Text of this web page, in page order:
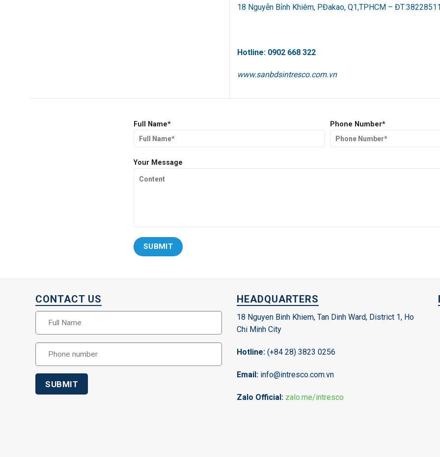
18 Nguyễn Bỉnh Khiêm, P.Đakao, Q1,TPHCM –
Hotline: 0902 668 322
www.sanbdsintresco.com.vn
Full Name* Phone Number*
Your Message
CONTACT US HEADQUARTERS
18 Nguyen Binh Khiem, Tan Dinh Ward, District 1, Ho
Chi Minh City
Hotline: (+84 28) 3823 0256
Email: info@intresco.com.vn
Zalo Official: zalo.me/intresco